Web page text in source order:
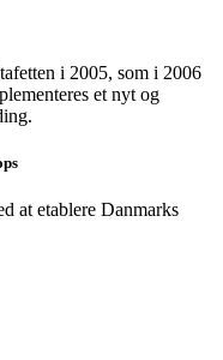
i 2005, som i 2006
et nyt og
at etablere Danmarks